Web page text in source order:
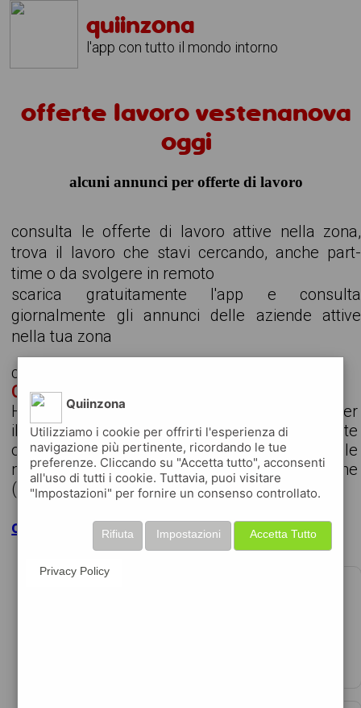
quiinzona
l'app con tutto il mondo intorno
offerte lavoro vestenanova
oggi
alcuni annunci per offerte di lavoro
consulta le offerte di lavoro attive nella zona,
trova il lavoro che stavi cercando, anche part-
time o da svolgere in remoto
scarica gratuitamente l'app e consulta
giornalmente gli annunci delle aziende attive
nella tua zona
cerchiamo
OPERAIA/OPERAIO SETTORE PLASTICA
Humangest S.p.A. Humangest Spa, Agenzia per
il lavoro Filiale di Vicenza, per azienda cliente
operante nel settore del recupero e riciclo delle
materie plastiche, ricerca a San Giovanni Ilarione
(VR): Una/un Operaia / operaio materiale ...
clicca per maggiori dettagli
GEOMETRA DI CANTIERE - SETTORE
Quiinzona
Utilizziamo i cookie per offrirti l'esperienza di
navigazione più pertinente, ricordando le tue
preferenze. Cliccando su "Accetta tutto", acconsenti
all'uso di tutti i cookie. Tuttavia, puoi visitare
"Impostazioni" per fornire un consenso controllato.
Accetta Tutto
Impostazioni
Rifiuta
Privacy Policy